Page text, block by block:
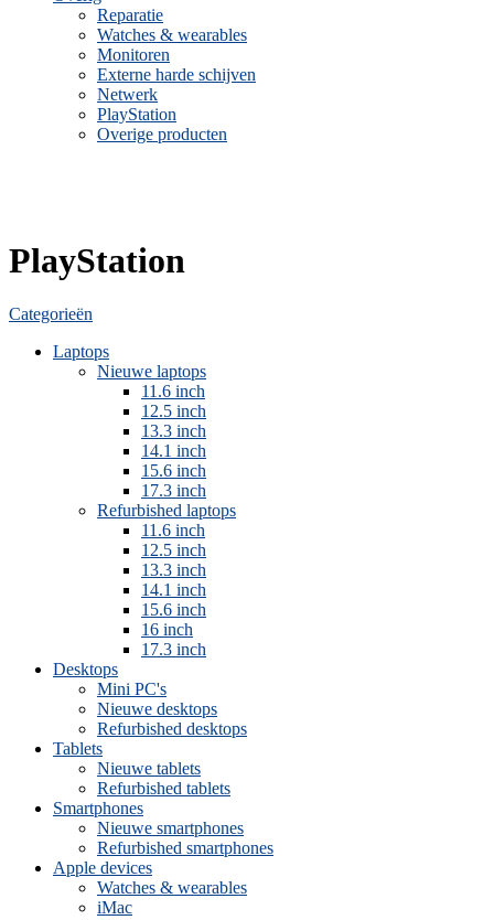
Reparatie
Watches & wearables
Monitoren
Externe harde schijven
Netwerk
PlayStation
Overige producten
PlayStation
Categorieën
Laptops
Nieuwe laptops
11.6 inch
12.5 inch
13.3 inch
14.1 inch
15.6 inch
17.3 inch
Refurbished laptops
11.6 inch
12.5 inch
13.3 inch
14.1 inch
15.6 inch
16 inch
17.3 inch
Desktops
Mini PC's
Nieuwe desktops
Refurbished desktops
Tablets
Nieuwe tablets
Refurbished tablets
Smartphones
Nieuwe smartphones
Refurbished smartphones
Apple devices
Watches & wearables
iMac